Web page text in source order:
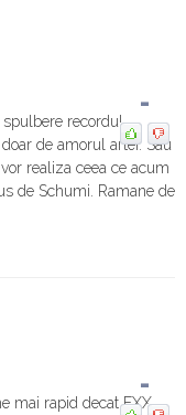
doi kilometri cu un
458 Italia
spulbere recordul
de amorul artei. Sau
realiza ceea ce acum
de Schumi. Ramane de
-
mai rapid decat FXX,
-